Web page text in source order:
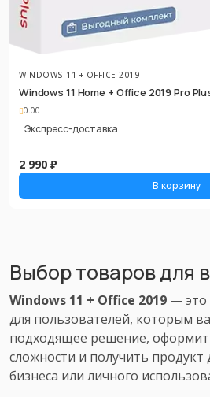
WINDOWS 11 + OFFICE 2019
Windows 11 Home + Office 2019 Pro
0.00
Экспресс-доставка
2 990 ₽
В корзину
Выбор товаров для
Windows 11 + Office 2019 — это
для пользователей, которым
подходящее решение,
сложности и получить продукт
бизнеса или личного